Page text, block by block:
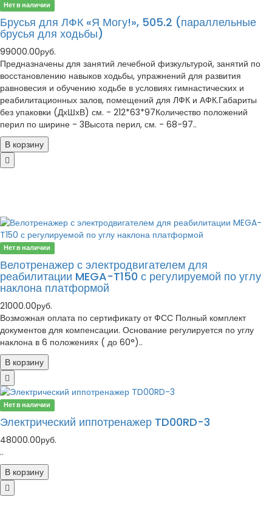
Нет в наличии
Брусья для ЛФК «Я Могу!», 505.2 (параллельные
брусья для ходьбы)
99000.00руб.
Предназначены для занятий лечебной физкультурой, занятий по
восстановлению навыков ходьбы, упражнений для развития
равновесия и обучению ходьбе в условиях гимнастических и
реабилитационных залов, помещений для ЛФК и АФК.Габариты
без упаковки (ДхШхВ) см. - 212*63*97Количество положений
перил по ширине - 3Высота перил, см. - 68-97..
В корзину
Нет в наличии
Велотренажер с электродвигателем для
реабилитации MEGA-T150 с регулируемой по углу
наклона платформой
21000.00руб.
Возможная оплата по сертификату от ФСС Полный комплект
документов для компенсации. Основание регулируется по углу
наклона в 6 положениях ( до 60°)..
В корзину
Нет в наличии
Электрический иппотренажер TD00RD-3
48000.00руб.
..
В корзину